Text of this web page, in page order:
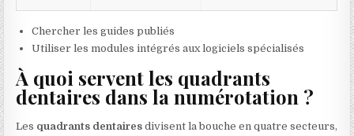
Chercher les guides publiés
Utiliser les modules intégrés aux logiciels spécialisés
À quoi servent les quadrants
dentaires dans la numérotation ?
Les quadrants dentaires divisent la bouche en quatre secteurs,